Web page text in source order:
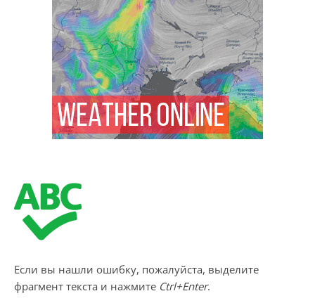
Если вы нашли ошибку, пожалуйста, выделите
фрагмент текста и нажмите Ctrl+Enter.